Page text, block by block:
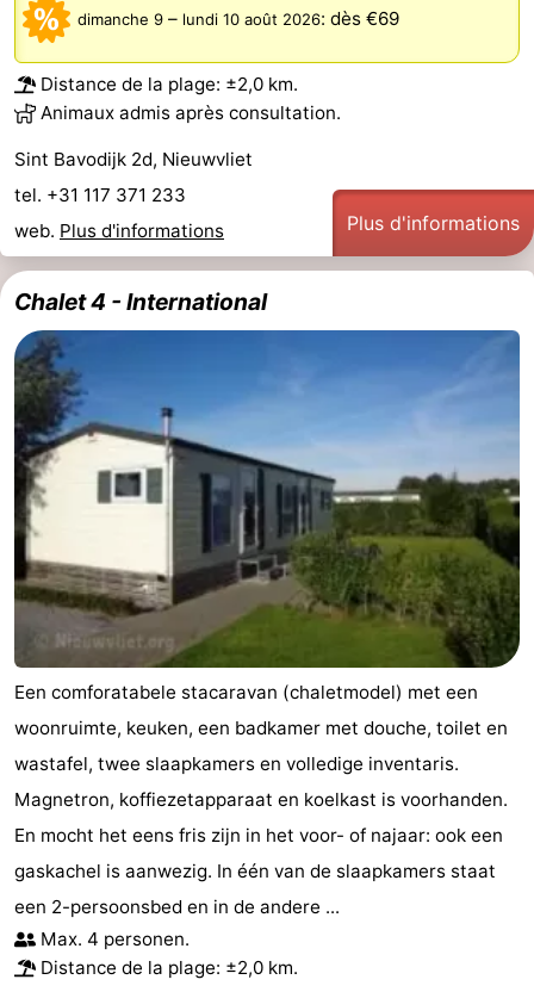
Domburg
Zoutelande
-
Vlissingen
-
Middelburg
Zeeuws-
Vlaanderen
-
Breskens
-
Sluis
-
Cadzand
-
Retranchement
-
Nature
Het
Flandre-
Occidentale
-
Bruges
Gand
La
côte
-
Knokke-
Heist
-
Zeebrugge
-
Blankenberge
-
Wenduine
Météo
dimanche 9 – lundi 10 août 2026: dès €69
Distance de la plage: ±2,0 km.
Animaux admis après consultation.
Sint Bavodijk 2d, Nieuwvliet
tel. +31 117 371 233
web. Plus d'informations Plus d'informations
Chalet 4 - International
Een comforatabele stacaravan (chaletmodel) met een
woonruimte, keuken, een badkamer met douche, toilet en
wastafel, twee slaapkamers en volledige inventaris.
Magnetron, koffiezetapparaat en koelkast is voorhanden.
En mocht het eens fris zijn in het voor- of najaar: ook een
gaskachel is aanwezig. In één van de slaapkamers staat
een 2-persoonsbed en in de andere ...
Max. 4 personen.
Distance de la plage: ±2,0 km.